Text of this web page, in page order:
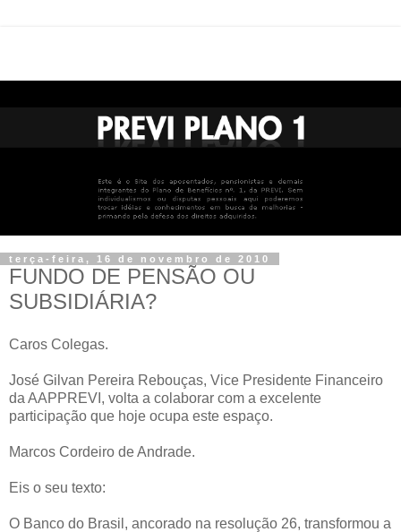
terça-feira, 16 de novembro de 2010
FUNDO DE PENSÃO OU
SUBSIDIÁRIA?
Caros Colegas.
José Gilvan Pereira Rebouças, Vice Presidente Financeiro
da AAPPREVI, volta a colaborar com a excelente
participação que hoje ocupa este espaço.
Marcos Cordeiro de Andrade.
Eis o seu texto:
O Banco do Brasil, ancorado na resolução 26, transformou a